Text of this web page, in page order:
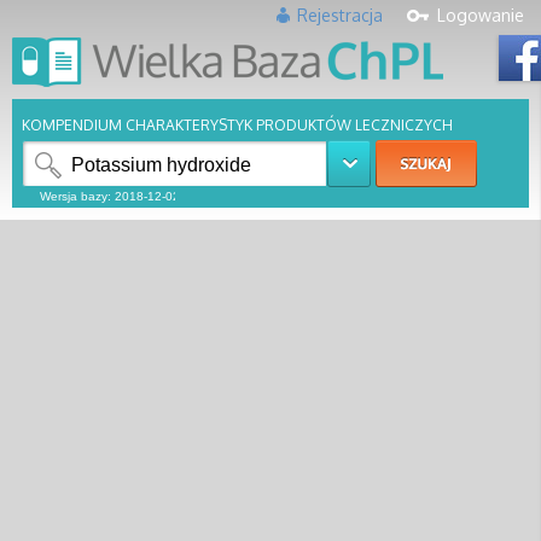
Logowanie
Rejestracja
KOMPENDIUM CHARAKTERYSTYK PRODUKTÓW LECZNICZYCH